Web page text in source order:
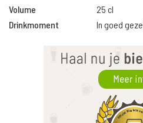
Volume
25 cl
Drinkmoment
In goed